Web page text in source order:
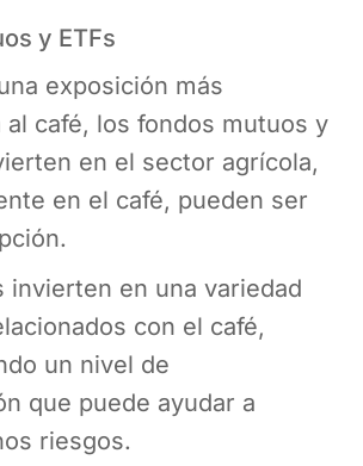
y ETFs
exposición más
al café, los fondos mutuos y
en el sector agrícola,
en el café, pueden ser
invierten en una variedad
con el café,
un nivel de
que puede ayudar a
riesgos.